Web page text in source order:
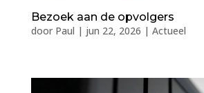
Bezoek aan de opvolgers
door Paul | jun 22, 2026 | Actueel